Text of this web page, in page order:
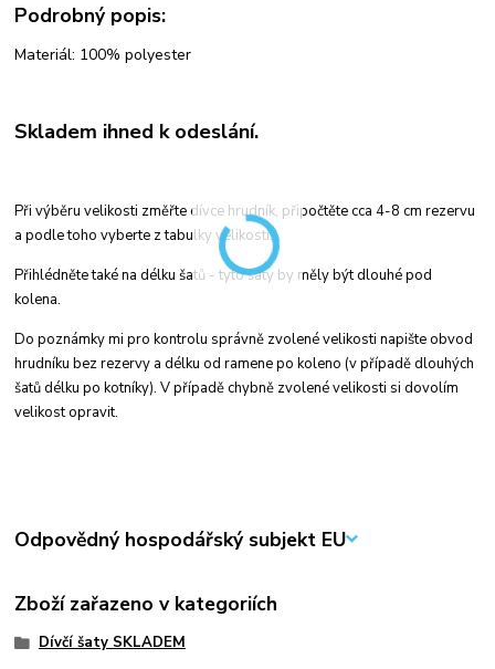
Podrobný popis:
Materiál: 100% polyester
Skladem ihned k odeslání.
Při výběru velikosti změřte dívce hrudník, připočtěte cca 4-8 cm rezervu
a podle toho vyberte z tabulky velikostí.
Přihlédněte také na délku šatů - tyto šaty by měly být dlouhé pod
kolena.
Do poznámky mi pro kontrolu správně zvolené velikosti napište obvod
hrudníku bez rezervy a délku od ramene po koleno (v případě dlouhých
šatů délku po kotníky). V případě chybně zvolené velikosti si dovolím
velikost opravit.
Odpovědný hospodářský subjekt EU
Zboží zařazeno v kategoriích
Dívčí šaty SKLADEM